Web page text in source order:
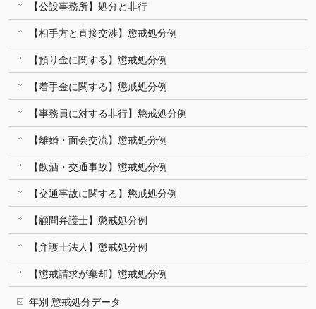
【公設事務所】処分と非行
【相手方と直接交渉】懲戒処分例
【預り金に関する】懲戒処分例
【着手金に関する】懲戒処分例
【事務員に対する非行】懲戒処分例
【離婚・面会交流】懲戒処分例
【飲酒・交通事故】懲戒処分例
【交通事故に関する】懲戒処分例
【顧問弁護士】懲戒処分例
【弁護士法人】懲戒処分例
【懲戒請求が棄却】懲戒処分例
年別 懲戒処分データ